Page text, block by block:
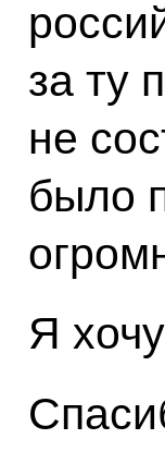
за ту
не
было
Я